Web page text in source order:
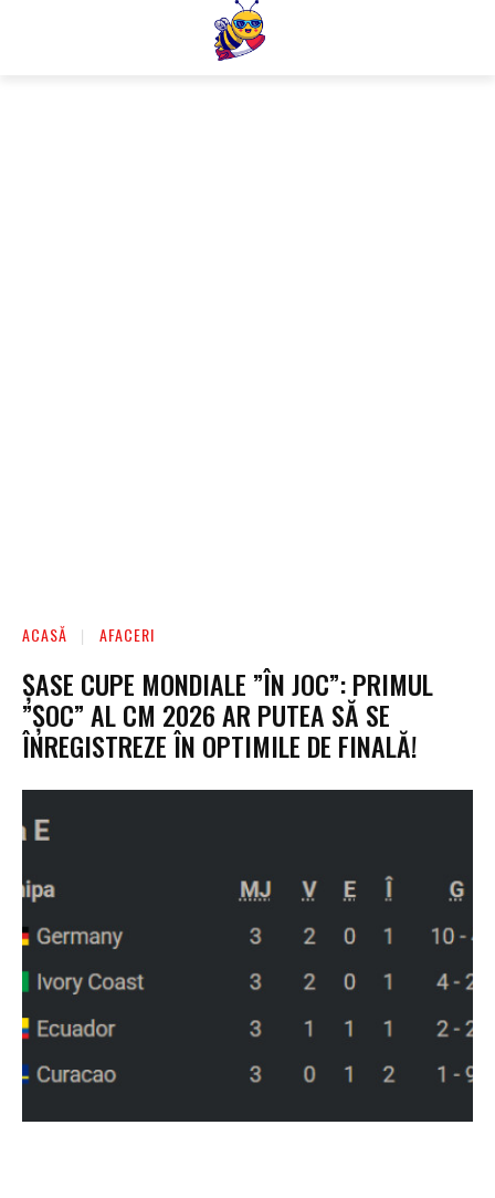
ACASĂ AFACERI
ȘASE CUPE MONDIALE ”ÎN JOC”: PRIMUL
”ȘOC” AL CM 2026 AR PUTEA SĂ SE
ÎNREGISTREZE ÎN OPTIMILE DE FINALĂ!